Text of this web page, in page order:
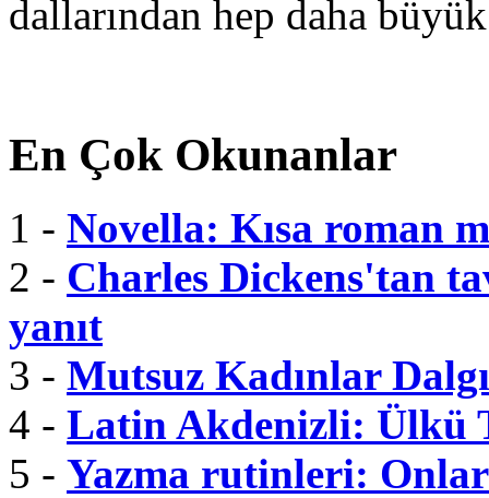
dallarından hep daha
En Çok Okunanlar
1 - Novella: Kısa roman
2 - Charles Dickens'tan
yanıt
3 - Mutsuz Kadınlar
4 - Latin Akdenizli: Ülkü
5 - Yazma rutinleri: Onlar